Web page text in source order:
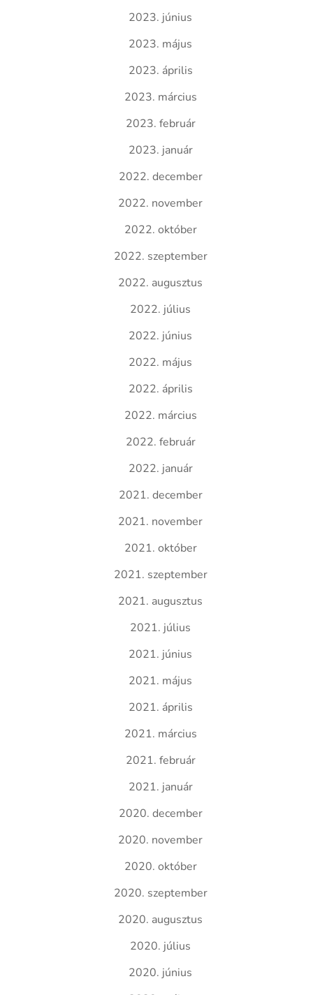
2023. június
2023. május
2023. április
2023. március
2023. február
2023. január
2022. december
2022. november
2022. október
2022. szeptember
2022. augusztus
2022. július
2022. június
2022. május
2022. április
2022. március
2022. február
2022. január
2021. december
2021. november
2021. október
2021. szeptember
2021. augusztus
2021. július
2021. június
2021. május
2021. április
2021. március
2021. február
2021. január
2020. december
2020. november
2020. október
2020. szeptember
2020. augusztus
2020. július
2020. június